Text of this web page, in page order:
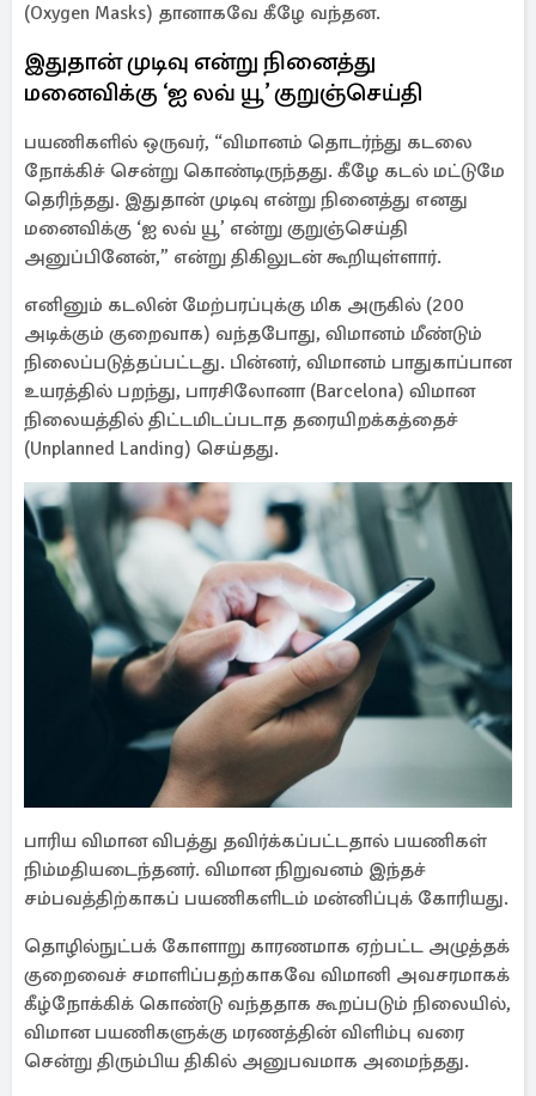
(Oxygen Masks) தானாகவே கீழே வந்தன.
இதுதான் முடிவு என்று நினைத்து
மனைவிக்கு ‘ஐ லவ் யூ’ குறுஞ்செய்தி
பயணிகளில் ஒருவர், “விமானம் தொடர்ந்து கடலை
நோக்கிச் சென்று கொண்டிருந்தது. கீழே கடல் மட்டுமே
தெரிந்தது. இதுதான் முடிவு என்று நினைத்து எனது
மனைவிக்கு ‘ஐ லவ் யூ’ என்று குறுஞ்செய்தி
அனுப்பினேன்,” என்று திகிலுடன் கூறியுள்ளார்.
எனினும் கடலின் மேற்பரப்புக்கு மிக அருகில் (200
அடிக்கும் குறைவாக) வந்தபோது, விமானம் மீண்டும்
நிலைப்படுத்தப்பட்டது. பின்னர், விமானம் பாதுகாப்பான
உயரத்தில் பறந்து, பாரசிலோனா (Barcelona) விமான
நிலையத்தில் திட்டமிடப்படாத தரையிறக்கத்தைச்
(Unplanned Landing) செய்தது.
பாரிய விமான விபத்து தவிர்க்கப்பட்டதால் பயணிகள்
நிம்மதியடைந்தனர். விமான நிறுவனம் இந்தச்
சம்பவத்திற்காகப் பயணிகளிடம் மன்னிப்புக் கோரியது.
தொழில்நுட்பக் கோளாறு காரணமாக ஏற்பட்ட அழுத்தக்
குறைவைச் சமாளிப்பதற்காகவே விமானி அவசரமாகக்
கீழ்நோக்கிக் கொண்டு வந்ததாக கூறப்படும் நிலையில்,
விமான பயணிகளுக்கு மரணத்தின் விளிம்பு வரை
சென்று திரும்பிய திகில் அனுபவமாக அமைந்தது.